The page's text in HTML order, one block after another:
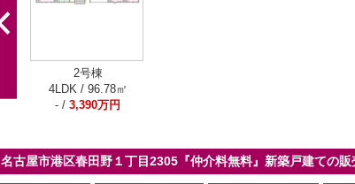
2号棟
4LDK / 96.78㎡
- / 3,390万円
名古屋市港区春田野１丁目2305『仲介料無料』新築戸建ての販